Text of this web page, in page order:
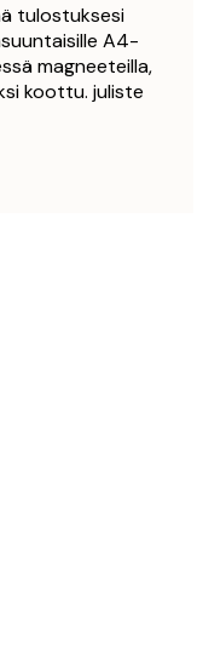
tulostuksesi
A4-
magneeteilla,
koottu. juliste